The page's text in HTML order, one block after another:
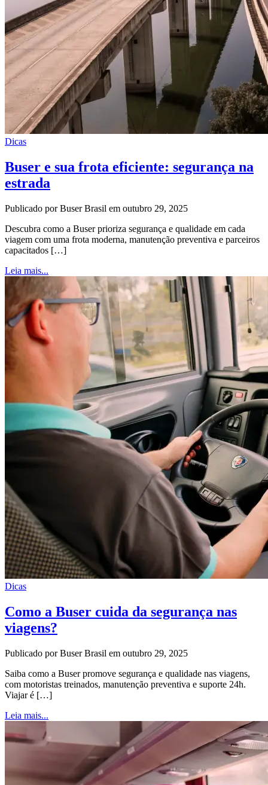
Dicas
Buser e sua frota eficiente: segurança na
estrada
Publicado por Buser Brasil em outubro 29, 2025
Descubra como a Buser prioriza segurança e qualidade em cada
viagem com uma frota moderna, manutenção preventiva e parceiros
capacitados […]
Leia mais...
Dicas
Como a Buser cuida da segurança nas
viagens?
Publicado por Buser Brasil em outubro 29, 2025
Saiba como a Buser promove segurança e qualidade nas viagens,
com motoristas treinados, manutenção preventiva e suporte 24h.
Viajar é […]
Leia mais...